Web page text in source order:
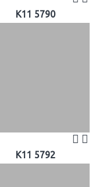
K11 5790
K11 5792